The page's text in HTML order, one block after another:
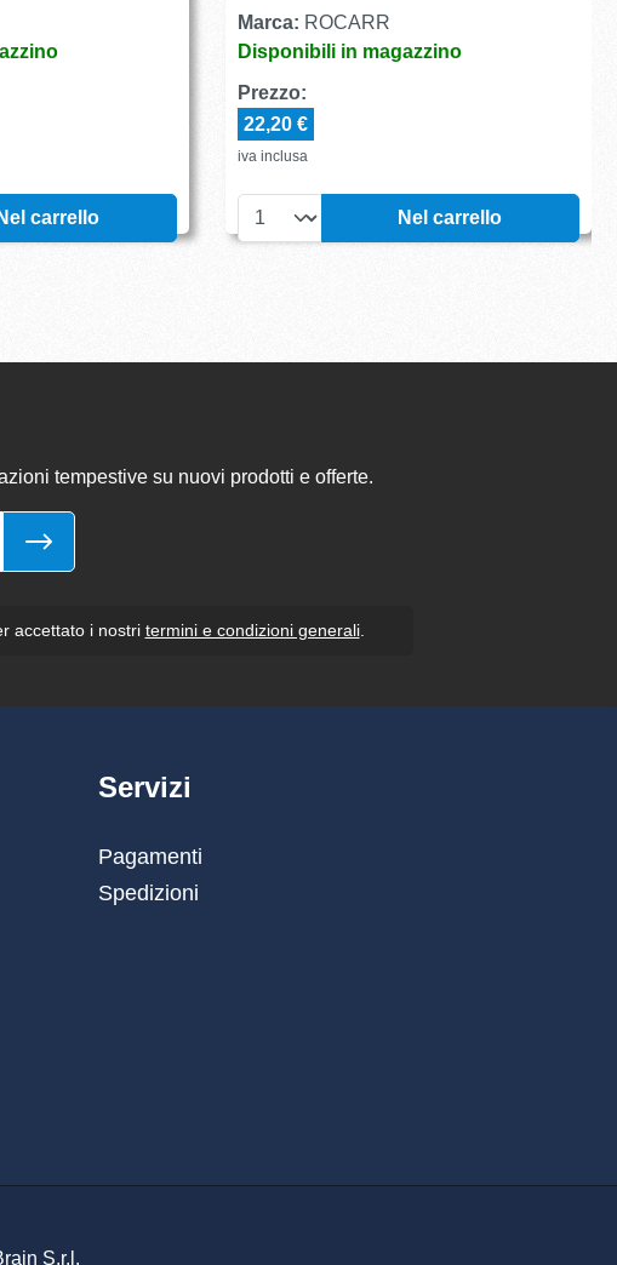
Nel carrello
Marca: ROCARR
Disponibili in magazzino
Prezzo:
22,20 €
iva inclusa
Nel carrello
tempestive su nuovi prodotti e offerte.
accettato i nostri termini e condizioni generali.
Servizi
Pagamenti
Spedizioni
S.r.l.